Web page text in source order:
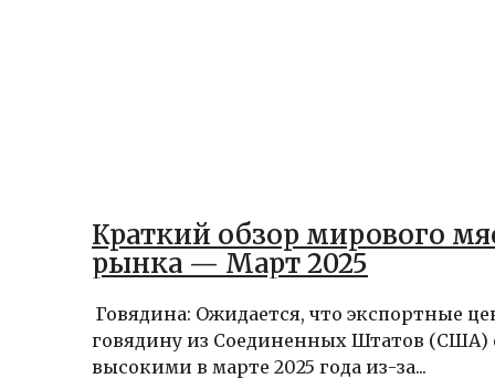
Краткий обзор мирового
рынка — Март 2025
Говядина: Ожидается, что экспортные
говядину из Соединенных Штатов (США)
высокими в марте 2025 года из-за...